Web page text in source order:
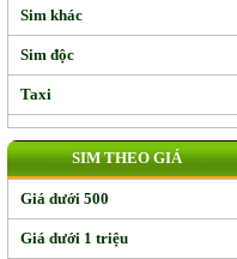
Sim khác
Sim độc
Taxi
SIM THEO GIÁ
Giá dưới 500
Giá dưới 1 triệu